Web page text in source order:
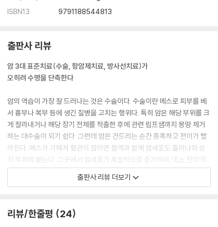
ISBN13
9791188544813
출판사 리뷰
암 3대 표준치료(수술, 항암제치료, 방사선치료)가
오히려 수명을 단축한다
암의 역습이 가장 잘 드러나는 것은 수술이다. 수술이란 메스로 피부를 베
서 흉부나 복부 등에 생긴 질병을 고치는 행위다. 특히 암은 해당 부위를 크
게 잘라내거나 해당 장기 전체를 적출한 후에 관련 림프샘까지 몽땅 제거
하는 대수술이 되기 쉽다. 그런데 암은 건드리는 순간 증폭하고 전이가 빨
라진다. 메스가 가해져 혈관이 잘리면 혈액과 함께 암세포도 흘러나와 상
처 부위에 붙는다. 그곳에서 암세포가 폭발적으로 증가하여 ‘국소 전이’라
고 부르는 재발이 일어난다.
로 만든다. 또 방사선은 너무 많은 양을 쐬면 피부, 장기, 뼈가 상한다. 암 표
출판사 리뷰 더보기
리뷰/한줄평 24